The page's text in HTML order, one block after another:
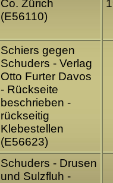
Co. Zürich
(E56110)
Schiers gegen
Schuders - Verlag
Otto Furter Davos
- Rückseite
beschrieben -
rückseitig
Klebestellen
(E56623)
Schuders - Drusen
und Sulzfluh -